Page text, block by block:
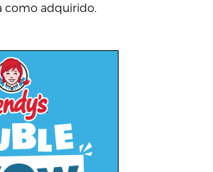
como adquirido.